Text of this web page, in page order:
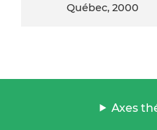
Québec, 2000
Axes